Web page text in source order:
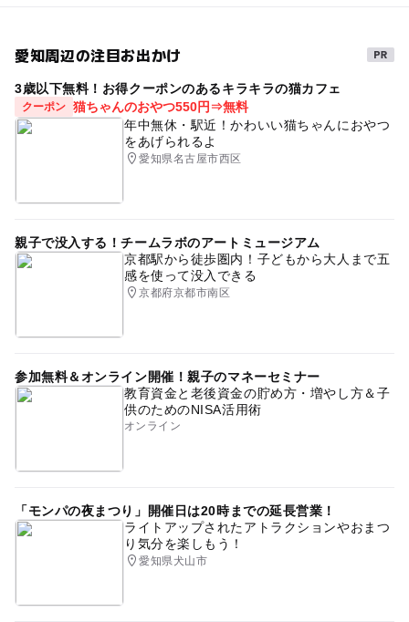
愛知周辺の注目お出かけ
3歳以下無料！お得クーポンのあるキラキラの猫カフェ
クーポン 猫ちゃんのおやつ550円⇒無料
年中無休・駅近！かわいい猫ちゃんにおやつ
をあげられるよ
愛知県名古屋市西区
親子で没入する！チームラボのアートミュージアム
京都駅から徒歩圏内！子どもから大人まで五
感を使って没入できる
京都府京都市南区
参加無料＆オンライン開催！親子のマネーセミナー
教育資金と老後資金の貯め方・増やし方＆子
供のためのNISA活用術
オンライン
「モンパの夜まつり」開催日は20時までの延長営業！
ライトアップされたアトラクションやおまつ
り気分を楽しもう！
愛知県犬山市